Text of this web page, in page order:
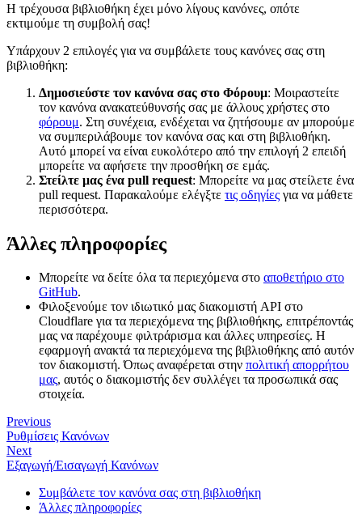
Η τρέχουσα βιβλιοθήκη έχει μόνο λίγους κανόνες, οπότε
εκτιμούμε τη συμβολή σας!
Υπάρχουν 2 επιλογές για να συμβάλετε τους κανόνες σας στη
βιβλιοθήκη:
Δημοσιεύστε τον κανόνα σας στο Φόρουμ: Μοιραστείτε
τον κανόνα ανακατεύθυνσής σας με άλλους χρήστες στο
φόρουμ. Στη συνέχεια, ενδέχεται να ζητήσουμε αν μπορούμε
να συμπεριλάβουμε τον κανόνα σας και στη βιβλιοθήκη.
Αυτό μπορεί να είναι ευκολότερο από την επιλογή 2 επειδή
μπορείτε να αφήσετε την προσθήκη σε εμάς.
Στείλτε μας ένα pull request: Μπορείτε να μας στείλετε ένα
pull request. Παρακαλούμε ελέγξτε τις οδηγίες για να μάθετε
περισσότερα.
Άλλες πληροφορίες
Μπορείτε να δείτε όλα τα περιεχόμενα στο αποθετήριο στο
GitHub.
Φιλοξενούμε τον ιδιωτικό μας διακομιστή API στο
Cloudflare για τα περιεχόμενα της βιβλιοθήκης, επιτρέποντάς
μας να παρέχουμε φιλτράρισμα και άλλες υπηρεσίες. Η
εφαρμογή ανακτά τα περιεχόμενα της βιβλιοθήκης από αυτόν
τον διακομιστή. Όπως αναφέρεται στην πολιτική απορρήτου
μας, αυτός ο διακομιστής δεν συλλέγει τα προσωπικά σας
στοιχεία.
Previous
Ρυθμίσεις Κανόνων
Next
Εξαγωγή/Εισαγωγή Κανόνων
Συμβάλετε τον κανόνα σας στη βιβλιοθήκη
Άλλες πληροφορίες